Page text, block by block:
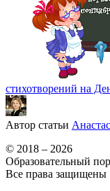
стихотворений на
Автор статьи
© 2018 – 2026
Образовательный
Все права защищены